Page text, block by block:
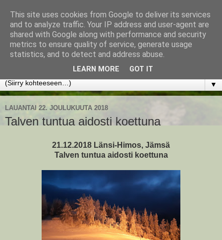
www.jyrkikokko.fi
Uusi Suunta - Jokainen hetki tarjoaa tilaisuuden muuttaa
▼
LAUANTAI 22. JOULUKUUTA 2018
Talven tuntua aidosti koettuna
21.12.2018 Länsi-Himos, Jämsä
Talven tuntua aidosti koettuna
This site uses cookies from Google to deliver its services
and to analyze traffic. Your IP address and user-agent are
shared with Google along with performance and security
metrics to ensure quality of service, generate usage
statistics, and to detect and address abuse.
LEARN MORE GOT IT